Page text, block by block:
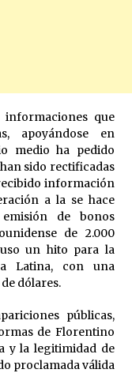
que
apoyándose en
medio ha pedido
sido rectificadas
información
a la se hace
de bonos
de 2.000
un hito para la
Latina, con una
dólares.
públicas,
de Florentino
y la legitimidad de
proclamada válida